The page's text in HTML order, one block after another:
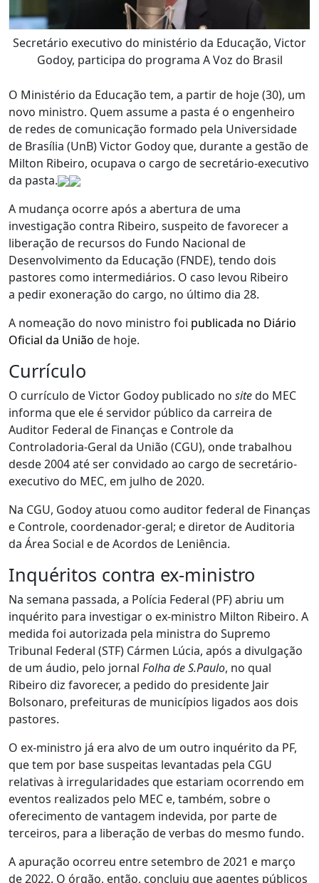
Secretário executivo do ministério da Educação, Victor
Godoy, participa do programa A Voz do Brasil
O Ministério da Educação tem, a partir de hoje (30), um
novo ministro. Quem assume a pasta é o engenheiro
de redes de comunicação formado pela Universidade
de Brasília (UnB) Victor Godoy que, durante a gestão de
Milton Ribeiro, ocupava o cargo de secretário-executivo
da pasta.
A mudança ocorre após a abertura de uma
investigação contra Ribeiro, suspeito de favorecer a
liberação de recursos do Fundo Nacional de
Desenvolvimento da Educação (FNDE), tendo dois
pastores como intermediários. O caso levou Ribeiro
a pedir exoneração do cargo, no último dia 28.
A nomeação do novo ministro foi publicada no Diário
Oficial da União de hoje.
Currículo
O currículo de Victor Godoy publicado no sitedo MEC
informa que ele é servidor público da carreira de
Auditor Federal de Finanças e Controle da
Controladoria-Geral da União (CGU), onde trabalhou
desde 2004 até ser convidado ao cargo de secretário-
executivo do MEC, em julho de 2020.
Na CGU, Godoy atuou como auditor federal de Finanças
e Controle, coordenador-geral; e diretor de Auditoria
da Área Social e de Acordos de Leniência.
Inquéritos contra ex-ministro
Na semana passada, a Polícia Federal (PF) abriu um
inquérito para investigar o ex-ministro Milton Ribeiro. A
medida foi autorizada pela ministra do Supremo
Tribunal Federal (STF) Cármen Lúcia, após a divulgação
de um áudio, pelo jornal Folha de S.Paulo, no qual
Ribeiro diz favorecer, a pedido do presidente Jair
Bolsonaro, prefeituras de municípios ligados aos dois
pastores.
O ex-ministro já era alvo de um outro inquérito da PF,
que tem por base suspeitas levantadas pela CGU
relativas à irregularidades que estariam ocorrendo em
eventos realizados pelo MEC e, também, sobre o
oferecimento de vantagem indevida, por parte de
terceiros, para a liberação de verbas do mesmo fundo.
A apuração ocorreu entre setembro de 2021 e março
de 2022. O órgão, então, concluiu que agentes públicos